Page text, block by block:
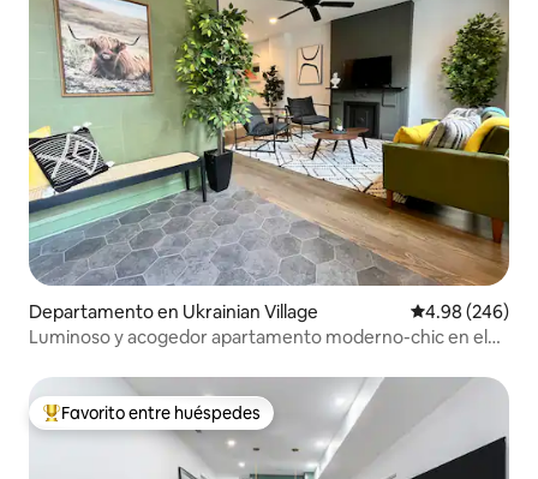
Departamento en Ukrainian Village Calificación
4.98 (246)
Luminoso y acogedor apartamento moderno-chic en el
De los mejores en Favorito entre huéspedes
Favorito entre huéspedes